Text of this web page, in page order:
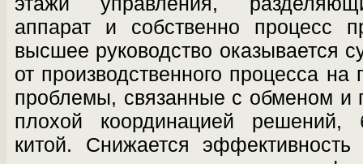
аппарат и собственно процесс
высшее руководство оказывается
от производственного процесса
проблемы, связанные с обменом и
плохой координацией решений,
китой. Снижается